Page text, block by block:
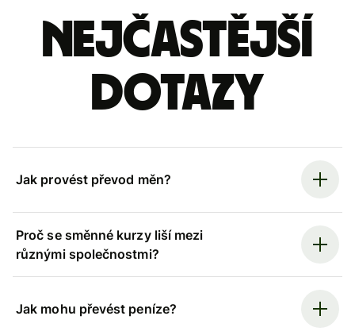
Nejčastější
dotazy
Jak provést převod měn?
Proč se směnné kurzy liší mezi
různými společnostmi?
Jak mohu převést peníze?